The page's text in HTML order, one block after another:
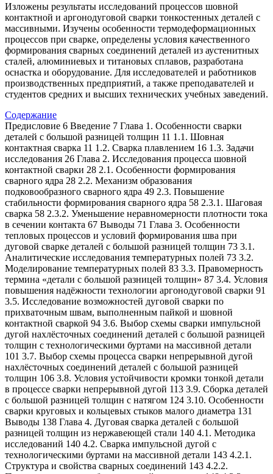
Изложены результаты исследований процессов шовной
контактной и аргонодуговой сварки тонкостенных деталей с
массивными. Изучены особенности термодеформационных
процессов при сварке, определены условия качественного
формирования сварных соединений деталей из аустенитных
сталей, алюминиевых и титановых сплавов, разработана
оснастка и оборудование. Для исследователей и работников
производственных предприятий, а также преподавателей и
студентов средних и высших технических учебных заведений.
Содержание
Предисловие 6 Введение 7 Глава 1. Особенности сварки
деталей с большой разницей толщин 11 1.1. Шовная
контактная сварка 11 1.2. Сварка плавлением 16 1.3. Задачи
исследования 26 Глава 2. Исследования процесса шовной
контактной сварки 28 2.1. Особенности формирования
сварного ядра 28 2.2. Механизм образования
подковообразного сварного ядра 49 2.3. Повышение
стабильности формирования сварного ядра 58 2.3.1. Шаговая
сварка 58 2.3.2. Уменьшение неравномерности плотности тока
в сечении контакта 67 Выводы 71 Глава 3. Особенности
тепловых процессов и условий формирования шва при
дуговой сварке деталей с большой разницей толщин 73 3.1.
Аналитические исследования температурных полей 73 3.2.
Моделирование температурных полей 83 3.3. Правомерность
термина «детали с большой разницей толщин» 87 3.4. Условия
повышения надёжности технологии аргонодуговой сварки 91
3.5. Исследование возможностей дуговой сварки по
прихваточным швам, выполненным пайкой и шовной
контактной сваркой 94 3.6. Выбор схемы сварки импульсной
дугой нахлёсточных соединений деталей с большой разницей
толщин с технологическими буртами на массивной детали
101 3.7. Выбор схемы процесса сварки непрерывной дугой
нахлёсточных соединений деталей с большой разницей
толщин 106 3.8. Условия устойчивости кромки тонкой детали
в процессе сварки непрерывной дугой 113 3.9. Сборка деталей
с большой разницей толщин с натягом 124 3.10. Особенности
сварки круговых и кольцевых стыков малого диаметра 131
Выводы 138 Глава 4. Дуговая сварка деталей с большой
разницей толщин из нержавеющей стали 140 4.1. Методика
исследований 140 4.2. Сварка импульсной дугой с
технологическими буртами на массивной детали 143 4.2.1.
Структура и свойства сварных соединений 143 4.2.2.